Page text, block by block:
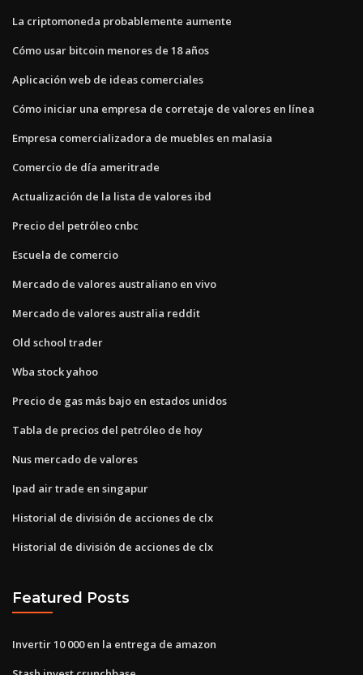
La criptomoneda probablemente aumente
Cómo usar bitcoin menores de 18 años
Aplicación web de ideas comerciales
Cómo iniciar una empresa de corretaje de valores en línea
Empresa comercializadora de muebles en malasia
Comercio de día ameritrade
Actualización de la lista de valores ibd
Precio del petróleo cnbc
Escuela de comercio
Mercado de valores australiano en vivo
Mercado de valores australia reddit
Old school trader
Wba stock yahoo
Precio de gas más bajo en estados unidos
Tabla de precios del petróleo de hoy
Nus mercado de valores
Ipad air trade en singapur
Historial de división de acciones de clx
Historial de división de acciones de clx
Featured Posts
Invertir 10 000 en la entrega de amazon